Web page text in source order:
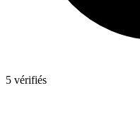
5 vérifiés